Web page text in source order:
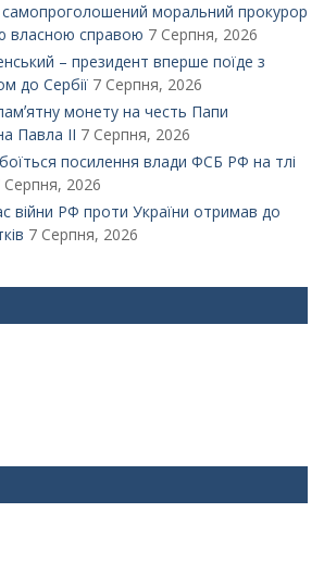
моральний прокурор
власною справою 7 Серпня, 2026
– президент вперше поїде з
до Сербії 7 Серпня, 2026
монету на честь Папи
Павла ІІ 7 Серпня, 2026
боїться посилення влади ФСБ РФ на тлі
Серпня, 2026
війни РФ проти України отримав до
7 Серпня, 2026